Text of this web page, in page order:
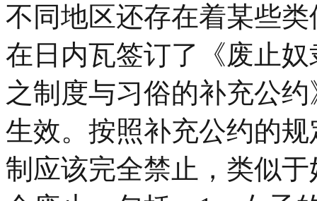
不同地区还存在着某些
在日内瓦签订了《废止
之制度与习俗的补充公
生效。按照补充公约的
制应该完全禁止，类似